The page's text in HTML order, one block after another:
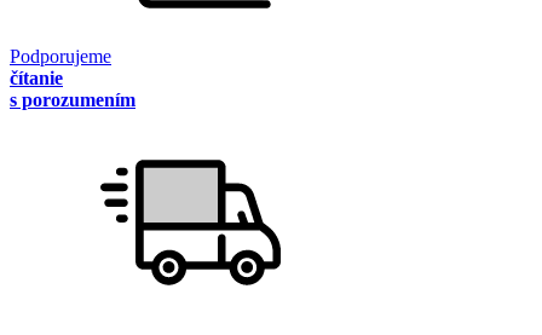
Podporujeme
čítanie
s porozumením